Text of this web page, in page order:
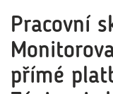
Pracovní
přímé